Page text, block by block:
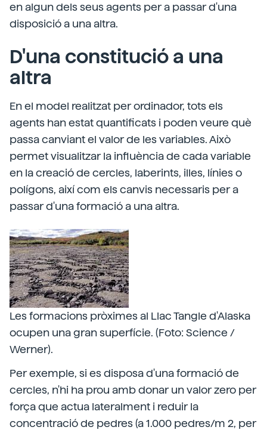
en algun dels seus agents per a passar d'una
disposició a una altra.
D'una constitució a una
altra
En el model realitzat per ordinador, tots els
agents han estat quantificats i poden veure què
passa canviant el valor de les variables. Això
permet visualitzar la influència de cada variable
en la creació de cercles, laberints, illes, línies o
polígons, així com els canvis necessaris per a
passar d'una formació a una altra.
Les formacions pròximes al Llac Tangle d'Alaska
ocupen una gran superfície. (Foto: Science /
Werner).
Per exemple, si es disposa d'una formació de
cercles, n'hi ha prou amb donar un valor zero per
força que actua lateralment i reduir la
concentració de pedres (a 1.000 pedres/m 2, per